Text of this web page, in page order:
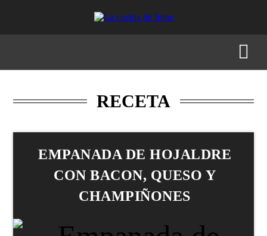
RECETA
EMPANADA DE HOJALDRE
CON BACON, QUESO Y
CHAMPIÑONES